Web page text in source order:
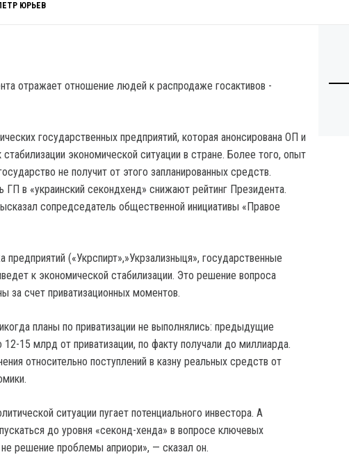
ЮРЬЕВ
государственных предприятий, которая анонсирована ОП и
экономической ситуации в стране. Более того, опыт
не получит от этого запланированных средств.
ГП в «украинский секондхенд» снижают рейтинг Президента.
сопредседатель общественной инициативы «Правое
(«Укрспирт»,»Укрзализныця», государственные
к экономической стабилизации. Это решение вопроса
за счет приватизационных моментов.
планы по приватизации не выполнялись: предыдущие
12-15 млрд от приватизации, по факту получали до миллиарда.
относительно поступлений в казну реальных средств от
ситуации пугает потенциального инвестора. А
до уровня «секонд-хенда» в вопросе ключевых
решение проблемы априори», — сказал он.